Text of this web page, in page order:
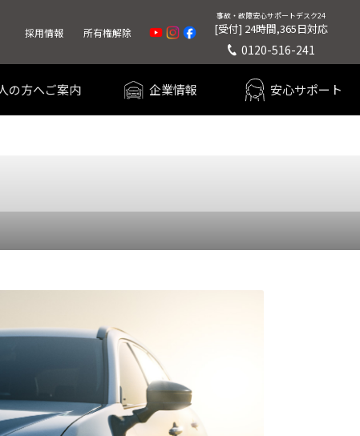
の方へご案内 企業情報 安心サポート
採用情報 所有権解除
事故・故障安心サポートデスク24
[受付] 24時間,365日対応
0120-516-241